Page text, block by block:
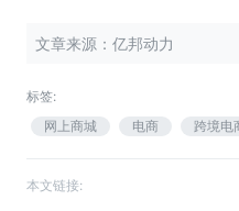
文章来源：亿邦动力
标签:
网上商城
电商 跨境电
本文链接: